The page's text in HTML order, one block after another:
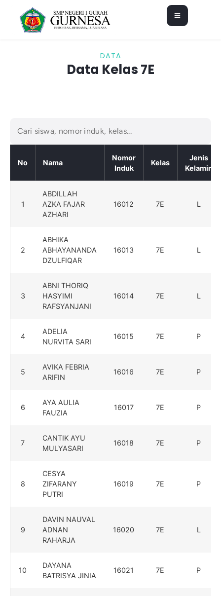
DATA
Data Kelas 7E
No Nama
Nomor
Induk
Kelas
Jenis
Kelamin
1
ABDILLAH
AZKA FAJAR
AZHARI
16012 7E L
2
ABHIKA
ABHAYANANDA
DZULFIQAR
16013 7E L
3
ABNI THORIQ
HASYIMI
RAFSYANJANI
16014 7E L
4
ADELIA
NURVITA SARI
16015 7E P
5
AVIKA FEBRIA
ARIFIN
16016 7E P
6
AYA AULIA
FAUZIA
16017 7E P
7
CANTIK AYU
MULYASARI
16018 7E P
8
CESYA
ZIFARANY
PUTRI
16019 7E P
9
DAVIN NAUVAL
ADNAN
RAHARJA
16020 7E L
10
DAYANA
BATRISYA JINIA
16021 7E P